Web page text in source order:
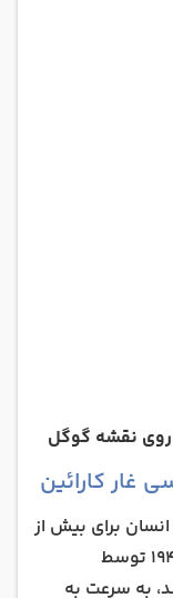
روی نقشه گوگل
غار کارائین
برای بیش از
25 هزار سال است. این غار که در سال 1946 توسط
به سرعت به